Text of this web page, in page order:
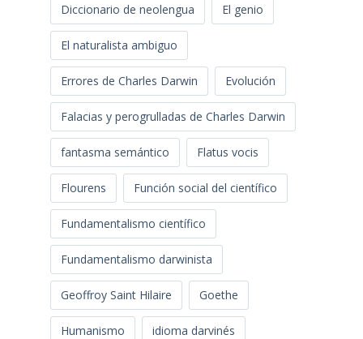
Diccionario de neolengua El genio
El naturalista ambiguo
Errores de Charles Darwin Evolución
Falacias y perogrulladas de Charles Darwin
fantasma semántico Flatus vocis
Flourens Función social del científico
Fundamentalismo científico
Fundamentalismo darwinista
Geoffroy Saint Hilaire Goethe
Humanismo idioma darvinés